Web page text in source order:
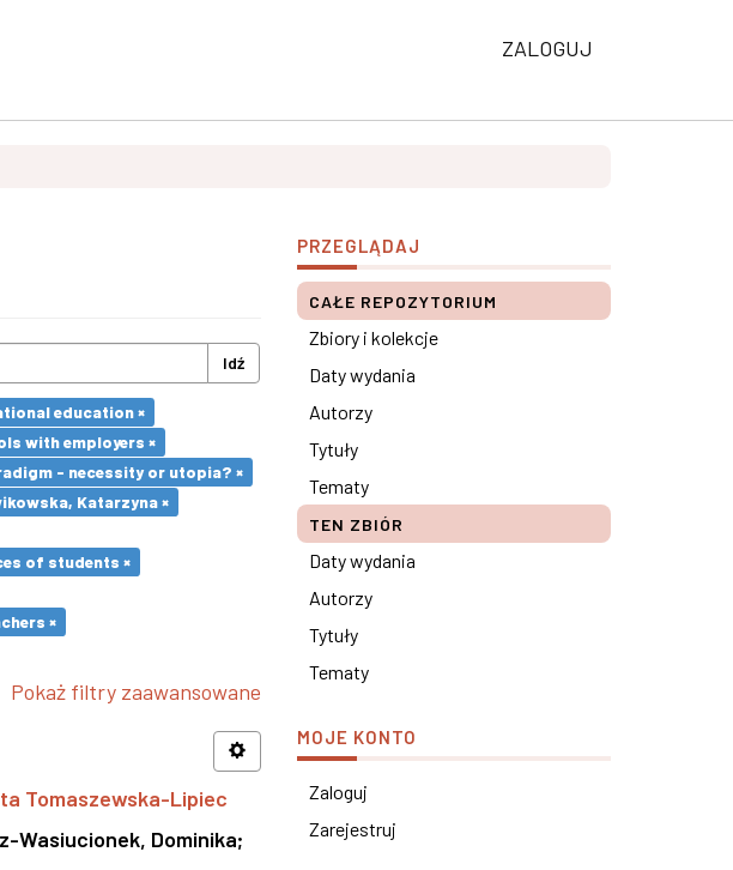
ZALOGUJ
Idź
education ×
with employers ×
- necessity or utopia? ×
Katarzyna ×
of students ×
×
Pokaż filtry zaawansowane
Tomaszewska-Lipiec
Wasiucionek, Dominika;
PRZEGLĄDAJ
CAŁE REPOZYTORIUM
Zbiory i kolekcje
Daty wydania
Autorzy
Tytuły
Tematy
TEN ZBIÓR
Daty wydania
Autorzy
Tytuły
Tematy
MOJE KONTO
Zaloguj
Zarejestruj